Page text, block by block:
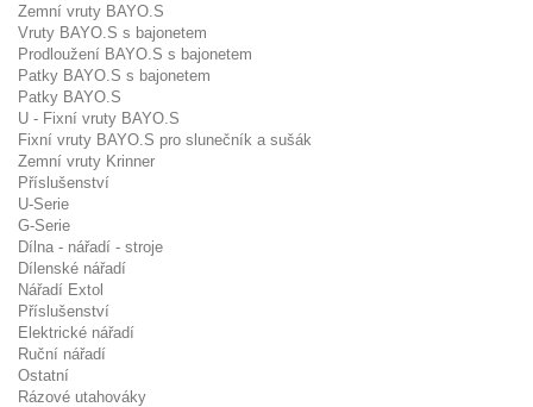
Zemní vruty BAYO.S
Vruty BAYO.S s bajonetem
Prodloužení BAYO.S s bajonetem
Patky BAYO.S s bajonetem
Patky BAYO.S
U - Fixní vruty BAYO.S
Fixní vruty BAYO.S pro slunečník a sušák
Zemní vruty Krinner
Příslušenství
U-Serie
G-Serie
Dílna - nářadí - stroje
Dílenské nářadí
Nářadí Extol
Příslušenství
Elektrické nářadí
Ruční nářadí
Ostatní
Rázové utahováky